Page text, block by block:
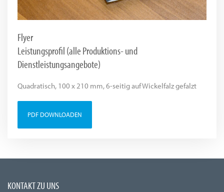
Flyer
Leistungsprofil (alle Produktions- und
Dienstleistungsangebote)
Quadratisch, 100 x 210 mm, 6-seitig auf Wickelfalz gefalzt
PDF DOWNLOADEN
KONTAKT ZU UNS